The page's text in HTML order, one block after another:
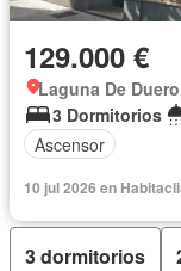
129.000 €
Laguna De
3 Dormitorios
Ascensor
10 jul 2026 en
3 dormitorios